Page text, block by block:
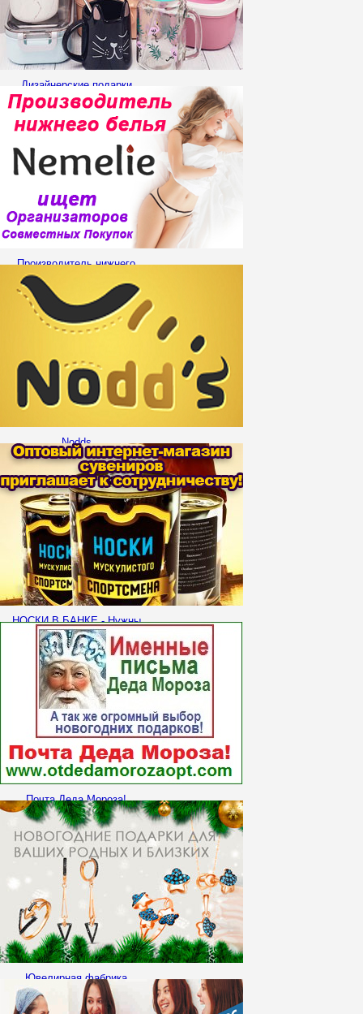
Дизайнерские подарки
Производитель нижнего
белья Немелье ищет
Организаторов СП
Nodds
НОСКИ В БАНКЕ - Нужны
Организаторы СП!
Почта Деда Мороза!
Ювелирная фабрика
"Артефакт" приглашает к
сотрудничеству!